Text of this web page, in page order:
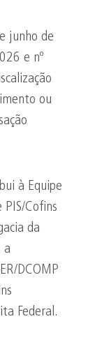
junho de
e nº
ou
à Equipe
Cofins
da
a
DCOMP
Federal.